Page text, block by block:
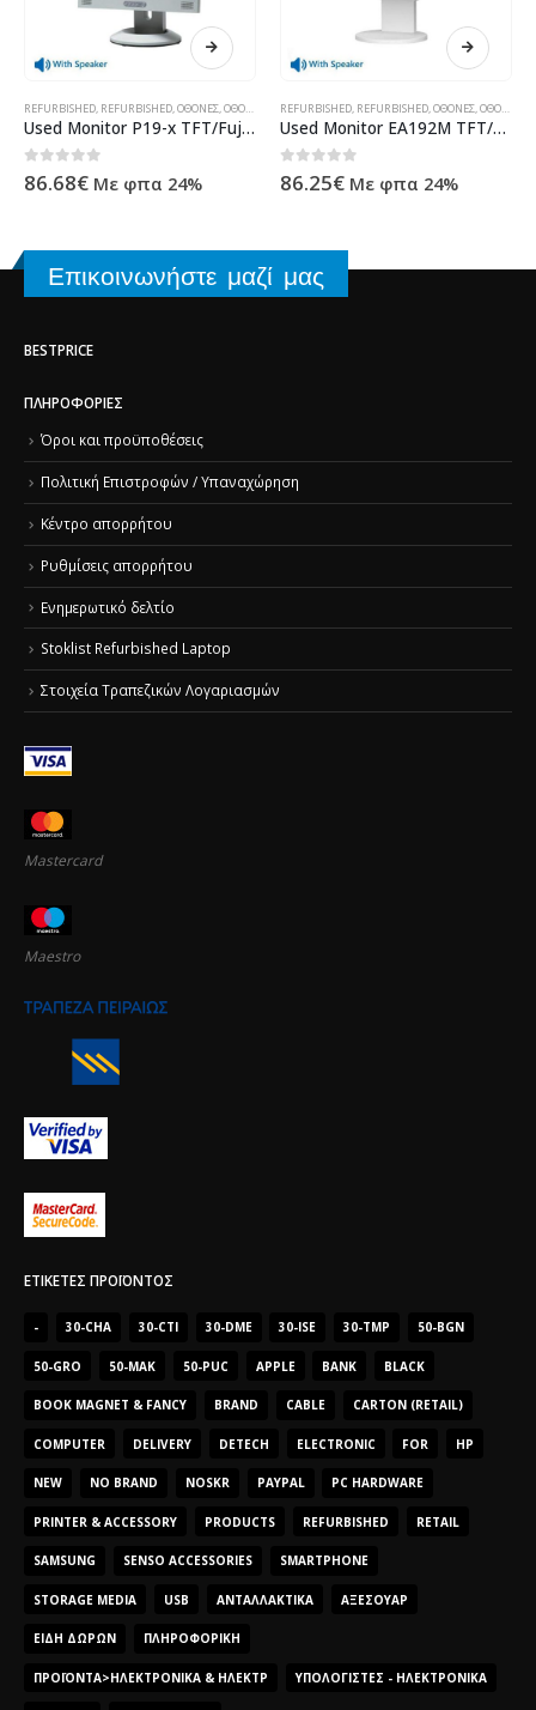
ΠΛΗΡΟΦΟΡΙΚΉ
REFURBISHED, REFURBISHED,ΟΘΌΝΕΣ,ΟΘΌΝΕΣ ΠΛΗΡΟΦΟΡΙΚΉ
Used Monitor P19-x TFT/Fujitsu/19″/1280×1024/White/With Speakers/VGA & DVI-D
0out of 5
86.68€ Με φπα 24%
REFURBISHED, REFURBISHED,ΟΘΌΝΕΣ,ΟΘΌΝΕΣ
Used Monitor EA192M TFT/NEC/19″/1280×1024/White/With Speakers/D-SUB & DVI-D & DisplayPort
0out of 5
86.25€ Με φπα 24%
Επικοινωνήστε μαζί μας
BESTPRICE
ΠΛΗΡΟΦΟΡΊΕΣ
Όροι και προϋποθέσεις
Πολιτική Επιστροφών / Υπαναχώρηση
Κέντρο απορρήτου
Ρυθμίσεις απορρήτου
Ενημερωτικό δελτίο
Stoklist Refurbished Laptop
Στοιχεία Τραπεζικών Λογαριασμών
Mastercard
Maestro
ΕΤΙΚΈΤΕΣ ΠΡΟΪΌΝΤΟΣ
- 30-CHA 30-CTI 30-DME 30-ISE 30-TMP 50-BGN
50-GRO 50-MAK 50-PUC APPLE BANK BLACK
BOOK MAGNET & FANCY BRAND CABLE CARTON (RETAIL)
COMPUTER DELIVERY DETECH ELECTRONIC FOR HP
NEW NO BRAND NOSKR PAYPAL PC HARDWARE
PRINTER & ACCESSORY PRODUCTS REFURBISHED RETAIL
SAMSUNG SENSO ACCESSORIES SMARTPHONE
STORAGE MEDIA USB ΑΝΤΑΛΛΑΚΤΙΚΆ ΑΞΕΣΟΥΆΡ
ΕΊΔΗ ΔΏΡΩΝ ΠΛΗΡΟΦΟΡΙΚΉ
ΠΡΟΪΌΝΤΑ>ΗΛΕΚΤΡΟΝΙΚΆ & ΗΛΕΚΤΡ ΥΠΟΛΟΓΙΣΤΈΣ - ΗΛΕΚΤΡΟΝΙΚΆ